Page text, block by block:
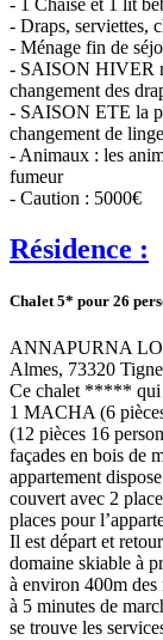
- 1 Chaise et 1 lit
- Draps, serviettes,
- Ménage fin de
- SAISON HIVER
changement des
- SAISON ETE la
changement de
- Animaux : les
fumeur
- Caution : 5000€
Résidence :
Chalet 5* pour 26
ANNAPURNA
Almes, 73320
Ce chalet ***** qui
1 MACHA (6
(12 pièces 16
façades en bois de
appartement
couvert avec 2
places pour
Il est départ et
domaine skiable à
à environ 400m des
à 5 minutes de
se trouve les